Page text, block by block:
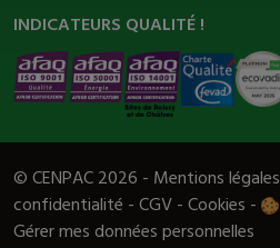
INDICATEURS QUALITÉ !
© CENPAC 2026 - Mentions légales
confidentialité -CGV-Cookies -
Gérer mes données personnelles